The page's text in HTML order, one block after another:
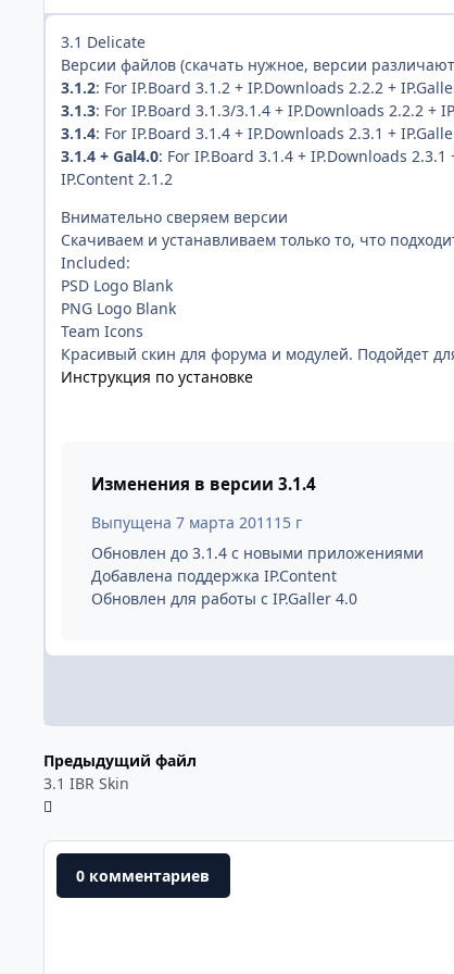
3.1 Delicate
Версии файлов (скачать нужное, версии
3.1.2: For IP.Board 3.1.2 + IP.Downloads 2.2.2 +
3.1.3: For IP.Board 3.1.3/3.1.4 + IP.Downloads 2.2.2 +
3.1.4: For IP.Board 3.1.4 + IP.Downloads 2.3.1 +
3.1.4 + Gal4.0: For IP.Board 3.1.4 + IP.Downloads 2.3.1
IP.Content 2.1.2
Внимательно сверяем версии
Скачиваем и устанавливаем только то, что
Included:
PSD Logo Blank
PNG Logo Blank
Team Icons
Красивый скин для форума и модулей. Подойдет
Инструкция по установке
Изменения в версии 3.1.4
Выпущена 7 марта 2011 15 г
Обновлен до 3.1.4 с новыми приложениями
Добавлена поддержка IP.Content
Обновлен для работы с IP.Galler 4.0
Предыдущий файл
3.1 IBR Skin
0 комментариев